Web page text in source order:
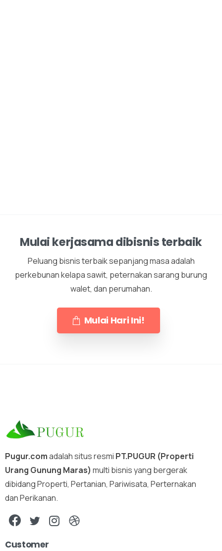
Mulai kerjasama dibisnis terbaik
Peluang bisnis terbaik sepanjang masa adalah
perkebunan kelapa sawit, peternakan sarang burung
walet, dan perumahan.
Mulai Hari Ini!
Pugur.comadalah situs resmi PT.PUGUR (Properti
Urang Gunung Maras) multi bisnis yang bergerak
dibidang Properti, Pertanian, Pariwisata, Perternakan
dan Perikanan.
Customer